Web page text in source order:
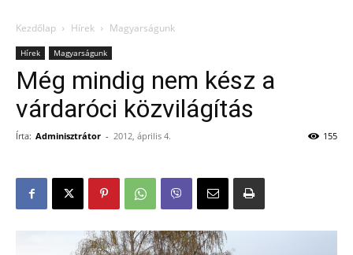
Kezdőlap Hírek Magyarságunk
Hírek Magyarságunk
Még mindig nem kész a
várdaróci közvilágítás
Írta: Adminisztrátor - 2012, április 4. 155